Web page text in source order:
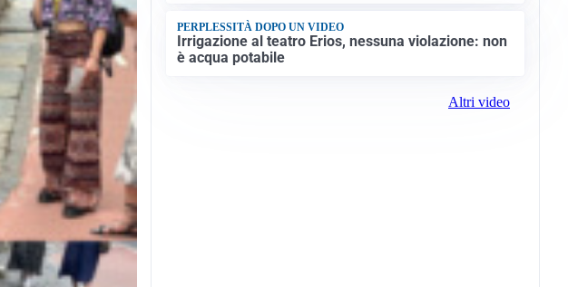
PERPLESSITÀ DOPO UN VIDEO
Irrigazione al teatro Erios, nessuna violazione: non
è acqua potabile
Altri video